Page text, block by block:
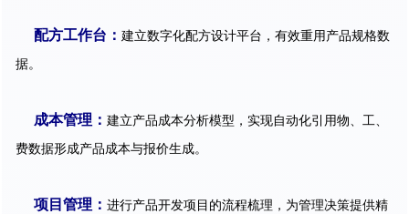
配方工作台： 建立数字化配方设计平台，有效重用产品规格数
据。
成本管理： 建立产品成本分析模型，实现自动化引用物、工、
费数据形成产品成本与报价生成。
项目管理： 进行产品开发项目的流程梳理，为管理决策提供精